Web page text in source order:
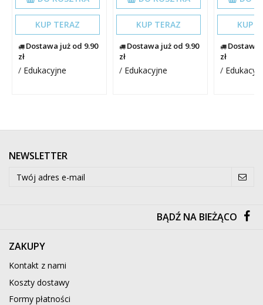
KUP TERAZ
Dostawa już od 9.90
zł
/ Edukacyjne
KUP TERAZ
Dostawa już od 9.90
zł
/ Edukacyjne
KUP
Dostawa
zł
/
NEWSLETTER
BĄDŹ NA BIEŻĄCO
ZAKUPY
Kontakt z nami
Koszty dostawy
Formy płatności